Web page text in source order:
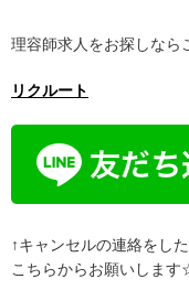
理容師求人をお探しなら
リクルート
↑キャンセルの連絡をし
こちらからお願いしま